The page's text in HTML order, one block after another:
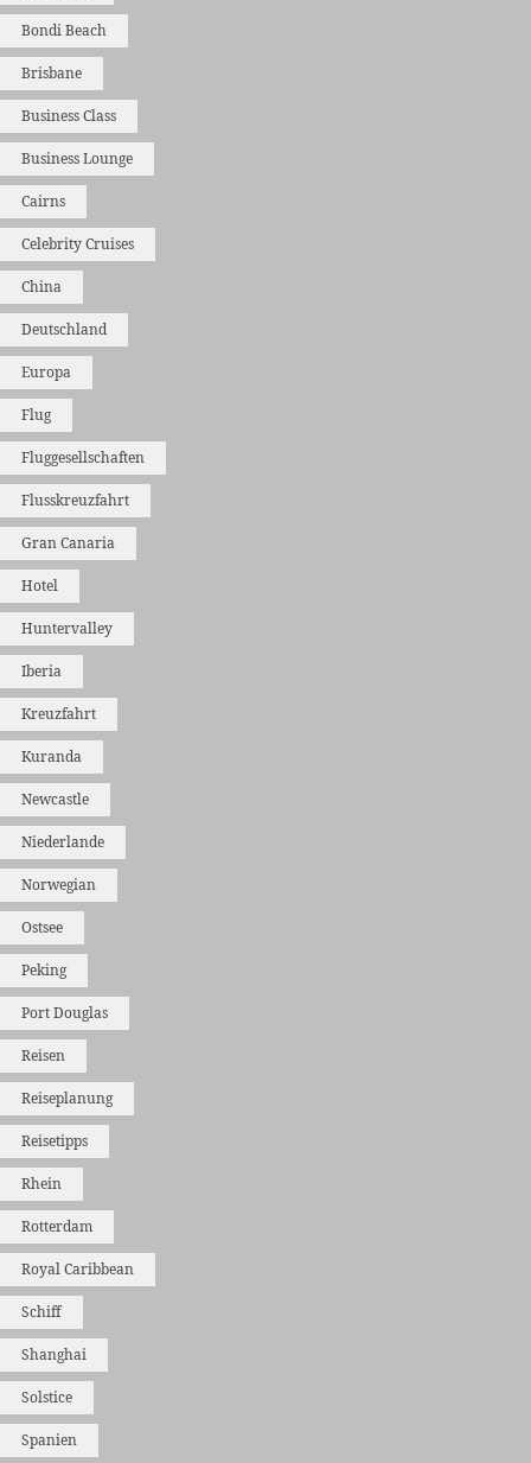
Bondi Beach
Brisbane
Business Class
Business Lounge
Cairns
Celebrity Cruises
China
Deutschland
Europa
Flug
Fluggesellschaften
Flusskreuzfahrt
Gran Canaria
Hotel
Huntervalley
Iberia
Kreuzfahrt
Kuranda
Newcastle
Niederlande
Norwegian
Ostsee
Peking
Port Douglas
Reisen
Reiseplanung
Reisetipps
Rhein
Rotterdam
Royal Caribbean
Schiff
Shanghai
Solstice
Spanien